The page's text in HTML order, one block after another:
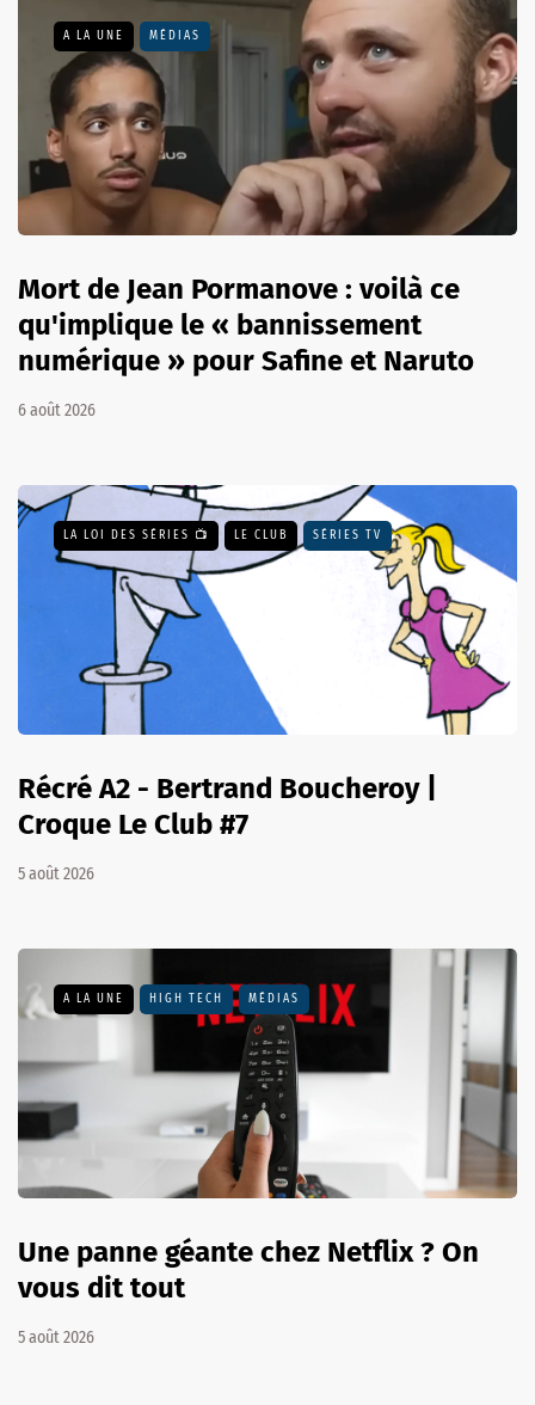
A LA UNE MÉDIAS
Mort de Jean Pormanove : voilà ce
qu'implique le « bannissement
numérique » pour Safine et Naruto
6 août 2026
LA LOI DES SÉRIES 📺 LE CLUB SÉRIES TV
Récré A2 - Bertrand Boucheroy |
Croque Le Club #7
5 août 2026
A LA UNE HIGH TECH MÉDIAS
Une panne géante chez Netflix ? On
vous dit tout
5 août 2026